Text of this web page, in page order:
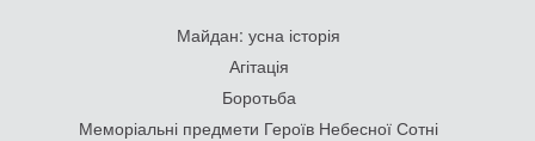
Майдан: усна історія
Агітація
Боротьба
Меморіальні предмети Героїв Небесної Сотні